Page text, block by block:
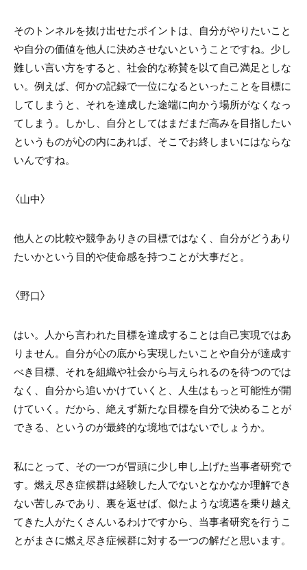
そのトンネルを抜け出せたポイントは、自分がやりたいこと
や自分の価値を他人に決めさせないということですね。少し
難しい言い方をすると、社会的な称賛を以て自己満足としな
い。例えば、何かの記録で一位になるといったことを目標に
してしまうと、それを達成した途端に向かう場所がなくなっ
てしまう。しかし、自分としてはまだまだ高みを目指したい
というものが心の内にあれば、そこでお終しまいにはならな
いんですね。
〈山中〉
他人との比較や競争ありきの目標ではなく、自分がどうあり
たいかという目的や使命感を持つことが大事だと。
〈野口〉
はい。人から言われた目標を達成することは自己実現ではあ
りません。自分が心の底から実現したいことや自分が達成す
べき目標、それを組織や社会から与えられるのを待つのでは
なく、自分から追いかけていくと、人生はもっと可能性が開
けていく。だから、絶えず新たな目標を自分で決めることが
できる、というのが最終的な境地ではないでしょうか。
私にとって、その一つが冒頭に少し申し上げた当事者研究で
す。燃え尽き症候群は経験した人でないとなかなか理解でき
ない苦しみであり、裏を返せば、似たような境遇を乗り越え
てきた人がたくさんいるわけですから、当事者研究を行うこ
とがまさに燃え尽き症候群に対する一つの解だと思います。